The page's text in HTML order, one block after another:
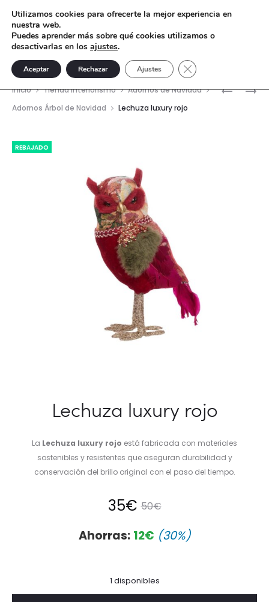
BÚHO
Inicio Tienda interiorismo
Adornos de Navidad
Adornos Árbol de Navidad
Lechuza luxury rojo
REBAJADO
Lechuza luxury rojo
La Lechuza luxury rojo está fabricada con materiales
sostenibles y resistentes que aseguran durabilidad y
conservación del brillo original con el paso del tiempo.
50€
El
precio
era:
35€
precio
es:
Ahorras: 12€ (30%)
1 disponibles
Utilizamos cookies para ofrecerte la mejor experiencia en
nuestra web.
Puedes aprender más sobre qué cookies utilizamos o
desactivarlas en los ajustes.
Aceptar Rechazar Ajustes Cerrar el banner de